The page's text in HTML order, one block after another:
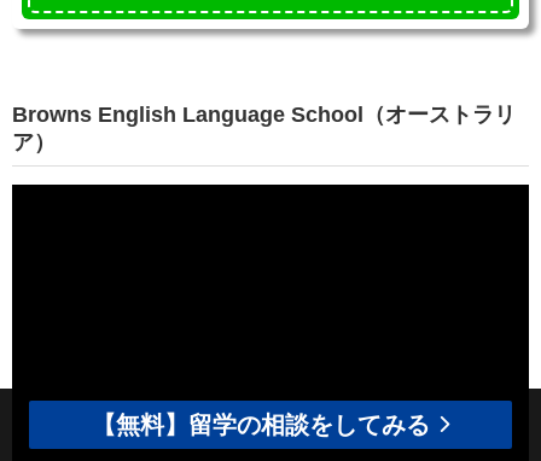
Browns English Language School（オーストラリ
ア）
【無料】留学の相談をしてみる